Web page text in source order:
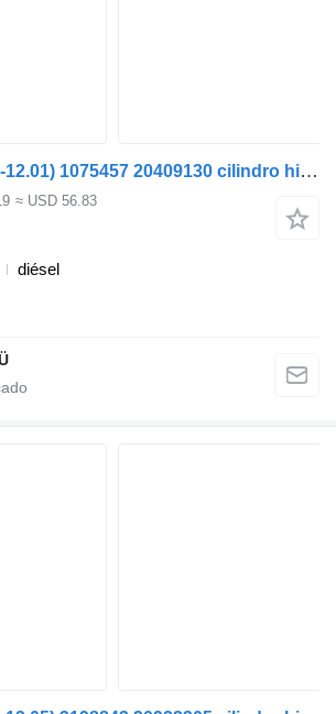
Volvo FM7 (01.98-12.01) 1075457 20409130 cilindro hidráulico para Volvo FM7-FM12, FM, FMX (1998-2014) cabeza tractora
≈ USD 56.83
diésel